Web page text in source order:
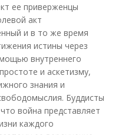
ее приверженцы
акт
и в то же время
истины через
внутреннего
и аскетизму,
знания и
Буддисты
война представляет
каждого